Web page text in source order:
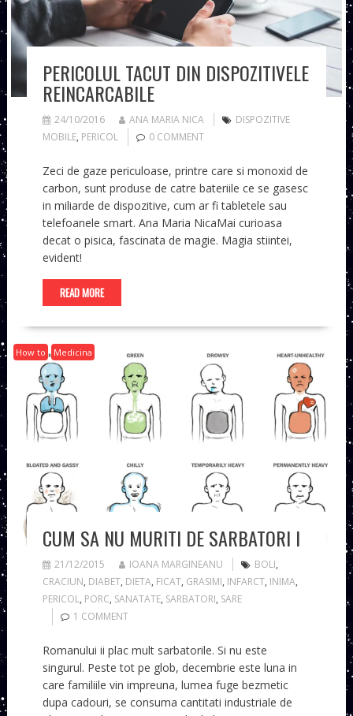
PERICOLUL TACUT DIN DISPOZITIVELE
REINCARCABILE
24/10/2016 ANA MARIA NICA
DISPOZITIVE
MOBILE, PERICOL 0 COMMENT
Zeci de gaze periculoase, printre care si monoxid de
carbon, sunt produse de catre bateriile ce se gasesc
in miliarde de dispozitive, cum ar fi tabletele sau
telefoanele smart. Ana Maria NicaMai curioasa
decat o pisica, fascinata de magie. Magia stiintei,
evident!
READ MORE
How to Medicina
CUM SA NU MURITI DE SARBATORI I
21/12/2015 IOANA MARGINEANU BOLI,
CRACIUN, DIABET, DIETA, FICAT, GRASIMI, INFARCT, INIMA,
PERICOL, PORC, SANATATE, SARBATORI, SARE
1 COMMENT
Romanului ii plac mult sarbatorile. Si nu este
singurul. Peste tot pe glob, decembrie este luna in
care familiile vin impreuna, lumea fuge bezmetic
dupa cadouri, se consuma cantitati industriale de